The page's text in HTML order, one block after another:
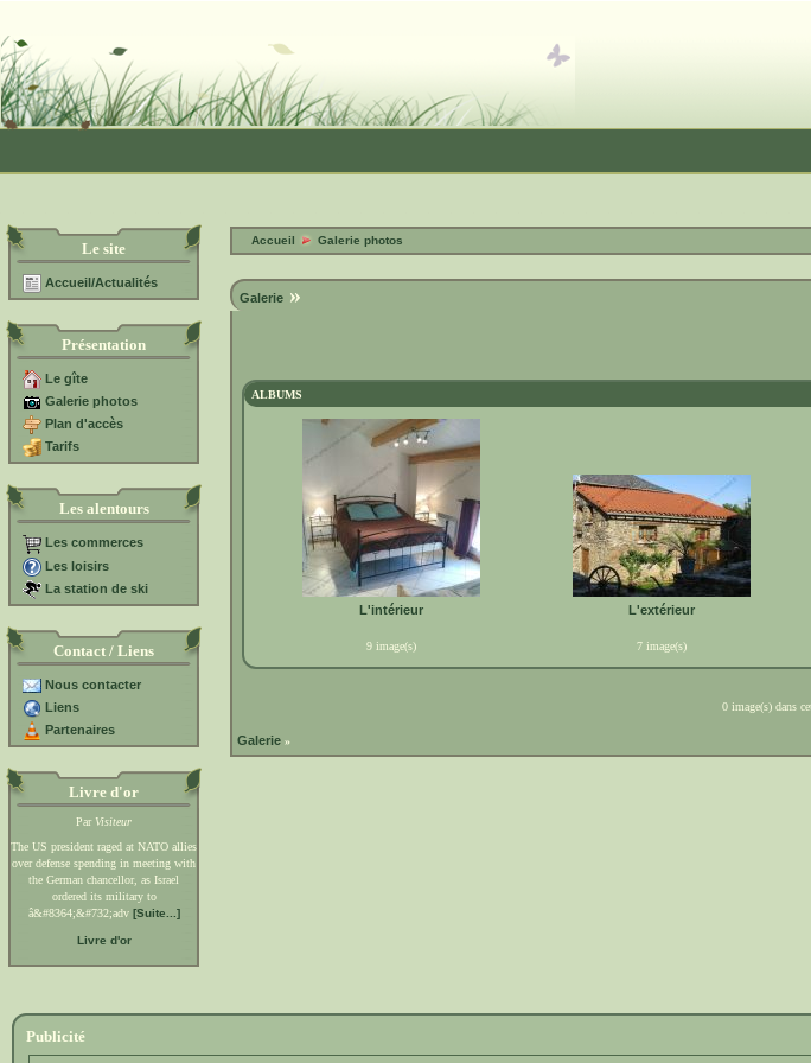
Le site
Accueil/Actualités
Présentation
Le gîte
Galerie photos
Plan d'accès
Tarifs
Les alentours
Les commerces
Les loisirs
La station de ski
Contact / Liens
Nous contacter
Liens
Partenaires
Livre d'or
Par Visiteur
The US president raged at NATO allies
over defense spending in meeting with
the German chancellor, as Israel
ordered its military to
â&#8364;&#732;adv [Suite...]
Livre d'or
Accueil Galerie photos
Galerie »
ALBUMS
L'intérieur
9 image(s)
L'extérieur
7 image(s)
0 image(s) dans
Galerie »
Publicité